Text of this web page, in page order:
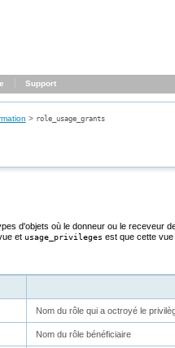
Support
> role_usage_grants
d'objets où le donneur ou le receveur
et usage_privileges est que cette
Nom du rôle qui a octroyé le
Nom du rôle bénéficiaire